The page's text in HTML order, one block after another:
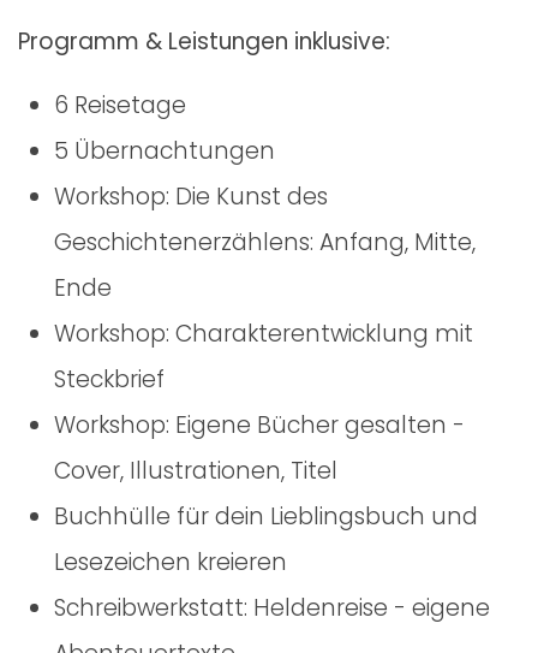
Programm & Leistungen inklusive:
6 Reisetage
5 Übernachtungen
Workshop: Die Kunst des
Geschichtenerzählens: Anfang, Mitte,
Ende
Workshop: Charakterentwicklung mit
Steckbrief
Workshop: Eigene Bücher gesalten -
Cover, Illustrationen, Titel
Buchhülle für dein Lieblingsbuch und
Lesezeichen kreieren
Schreibwerkstatt: Heldenreise - eigene